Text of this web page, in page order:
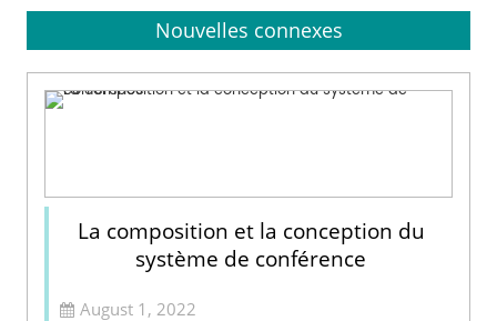
Nouvelles connexes
La composition et la conception du
système de conférence
August 1, 2022